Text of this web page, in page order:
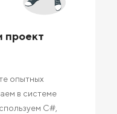
проект
опытных
в системе
C#,